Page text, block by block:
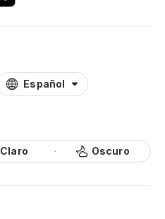
Español
Claro Oscuro